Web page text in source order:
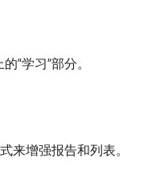
“学习”部分。
来增强报告和列表。